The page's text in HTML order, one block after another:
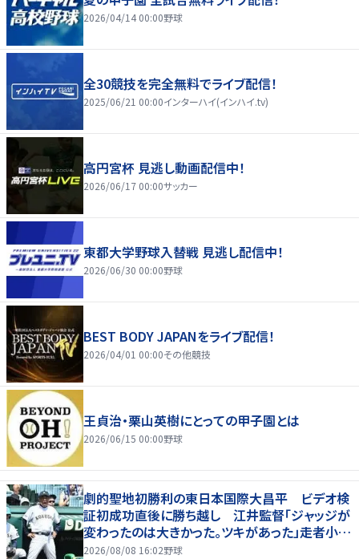
2026/04/14 00:00野球
全30競技を完全無料でライブ配信！
2025/06/21 00:00インターハイ(インハイ.tv)
高円宮杯 見逃し動画配信中！
2026/06/17 00:00サッカー
東都大学野球入替戦 見逃し配信中！
2026/06/30 00:00野球
BEST BODY JAPANをライブ配信！
2026/04/01 00:00その他競技
王貞治・栗山英樹にとっての甲子園とは
2026/06/15 00:00野球
劇的聖地初勝利の東日本国際大昌平 ビデオ検
証初成功直後に勝ち越し 江井監督「ジャッジが
変わったのは大きかった。ツキがあった」走者小内
は「自信があってセーフになってくれと」
2026/08/08 16:02野球